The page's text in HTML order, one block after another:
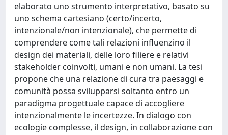
elaborato uno strumento interpretativo, basato su
uno schema cartesiano (certo/incerto,
intenzionale/non intenzionale), che permette di
comprendere come tali relazioni influenzino il
design dei materiali, delle loro filiere e relativi
stakeholder coinvolti, umani e non umani. La tesi
propone che una relazione di cura tra paesaggi e
comunità possa svilupparsi soltanto entro un
paradigma progettuale capace di accogliere
intenzionalmente le incertezze. In dialogo con
ecologie complesse, il design, in collaborazione con